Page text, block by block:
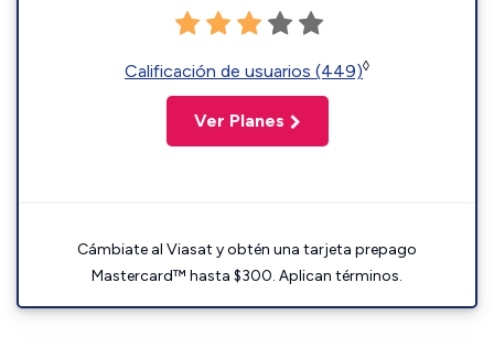
Calificación de usuarios (449)◊
Ver Planes
Cámbiate al Viasat y obtén una tarjeta prepago
Mastercard™ hasta $300. Aplican términos.